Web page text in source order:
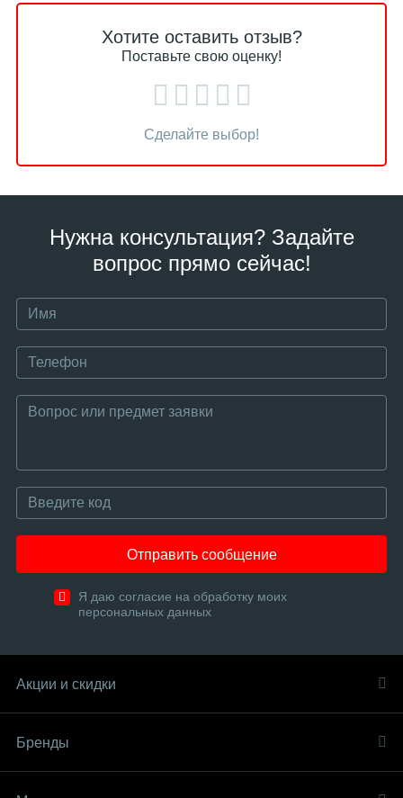
Хотите оставить отзыв?
Поставьте свою оценку!
Сделайте выбор!
Нужна консультация? Задайте
вопрос прямо сейчас!
Отправить сообщение
Я даю согласие на обработку моих
персональных данных
Акции и скидки
Бренды